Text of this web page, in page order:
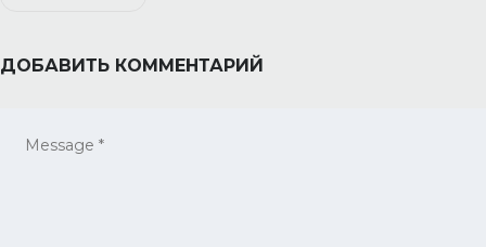
ДОБАВИТЬ КОММЕНТАРИЙ